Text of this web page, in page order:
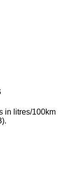
in litres/100km